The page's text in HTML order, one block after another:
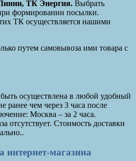
ТК Энергия. Выбрать
формировании посылки.
ТК осуществляется нашими
путем самовывоза ими товара с
осуществлена в любой удобный
ранее чем через 3 часа после
Москва – за 2 часа.
отсутствует. Стоимость доставки
интернет-магазина